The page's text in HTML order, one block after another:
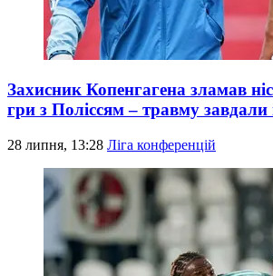
Захисник Копенгагена зламав
гри з Поліссям – травму
28 липня, 13:28 Ліга конференцій